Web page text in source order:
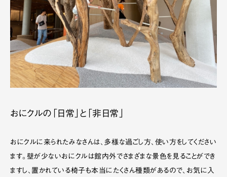
おにクルの「日常」と「非日常」
おにクルに来られたみなさんは、多様な過ごし方、使い方をしてください
ます。壁が少ないおにクルは館内外でさまざまな景色を見ることができ
ますし、置かれている椅子も本当にたくさん種類があるので、お気に入